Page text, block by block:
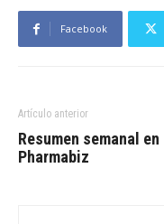
Facebook
Artículo anterior
Resumen semanal en
Pharmabiz